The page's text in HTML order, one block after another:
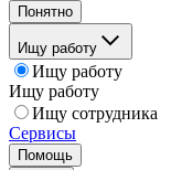
Понятно
Ищу работу
Ищу работу
Ищу работу
Ищу сотрудника
Сервисы
Помощь